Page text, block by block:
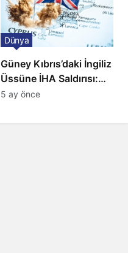
Güney Kıbrıs’daki İngiliz
Üssüne İHA Saldırısı:
Patlama, Sirenler ve
Dünya
5 ay önce